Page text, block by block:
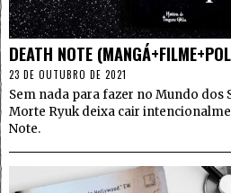
DEATH NOTE
23 DE OUTUBRO DE 2021
Sem nada para fazer no Mundo dos
Morte Ryuk deixa cair
Note.